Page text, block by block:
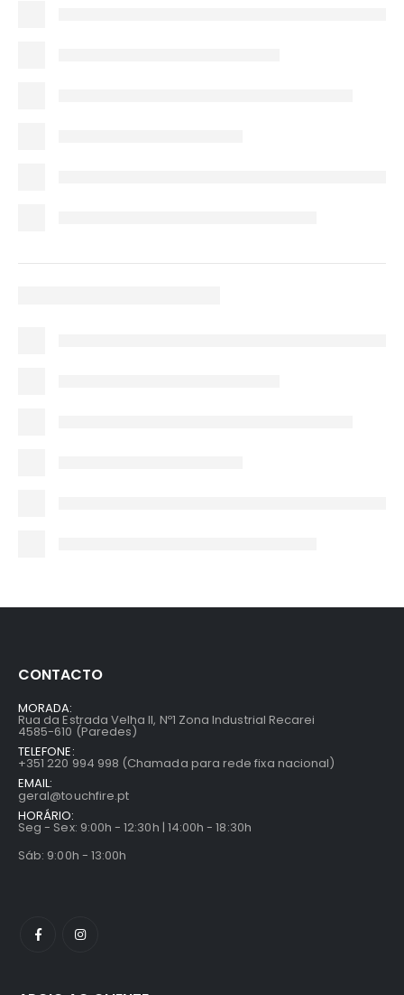
CONTACTO
MORADA:
Rua da Estrada Velha II, Nº1 Zona Industrial Recarei
4585-610 (Paredes)
TELEFONE:
+351 220 994 998 (Chamada para rede fixa nacional)
EMAIL:
geral@touchfire.pt
HORÁRIO:
Seg - Sex: 9:00h - 12:30h | 14:00h - 18:30h
Sáb: 9:00h - 13:00h